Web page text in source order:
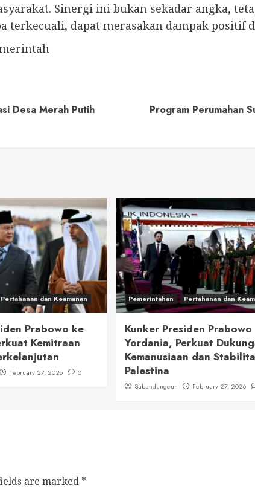
Sinergi ini bukan sekadar angka,
terkecuali, dapat merasakan dampak positif
Desa Merah Putih
Program Perumahan
Pertahanan dan Keamanan
Prabowo ke
Kemitraan
February 27, 2026 0
Pemerintahan Pertahanan dan
Kunker Presiden Prabowo
Yordania, Perkuat
Kemanusiaan dan
Palestina
Sabandungeun February 27, 2026
are marked *